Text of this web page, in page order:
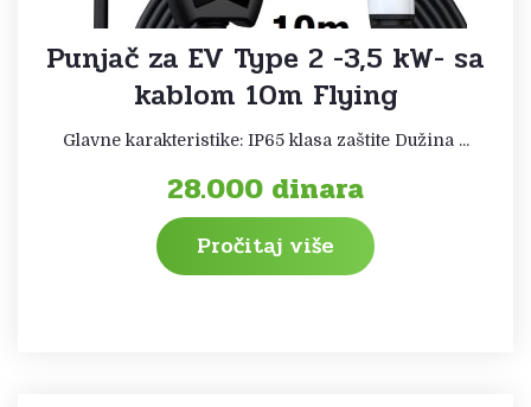
Punjač za EV Type 2 -3,5 kW- sa
kablom 10m Flying
Glavne karakteristike: IP65 klasa zaštite Dužina ...
28.000 dinara
Pročitaj više